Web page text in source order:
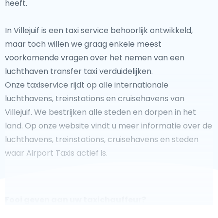
heeft.
In Villejuif is een taxi service behoorlijk ontwikkeld,
maar toch willen we graag enkele meest
voorkomende vragen over het nemen van een
luchthaven transfer taxi verduidelijken.
Onze taxiservice rijdt op alle internationale
luchthavens, treinstations en cruisehavens van
Villejuif. We bestrijken alle steden en dorpen in het
land. Op onze website vindt u meer informatie over de
luchthavens, treinstations, cruisehavens en steden
waar Airport Taxis actief is.